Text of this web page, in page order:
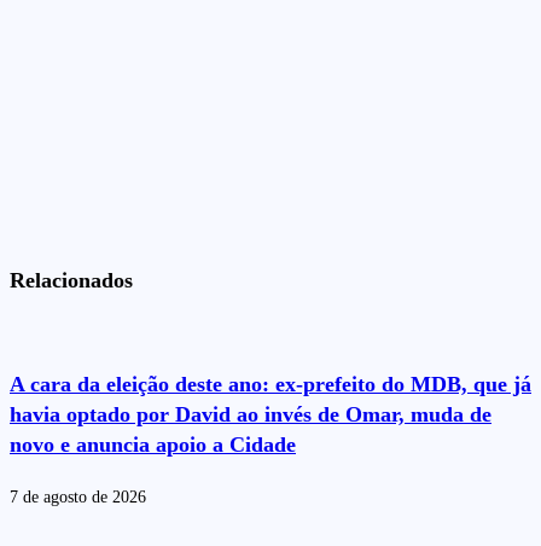
Relacionados
A cara da eleição deste ano: ex-prefeito do MDB, que já
havia optado por David ao invés de Omar, muda de
novo e anuncia apoio a Cidade
7 de agosto de 2026